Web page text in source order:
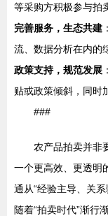
等采购方积极参与拍
完善服务，生态共建
流、数据分析在内的
政策支持，规范发展
贴或政策倾斜，同时
###
农产品拍卖并非
一个更高效、更透明
通从“经验主导、关系
随着“拍卖时代”渐行